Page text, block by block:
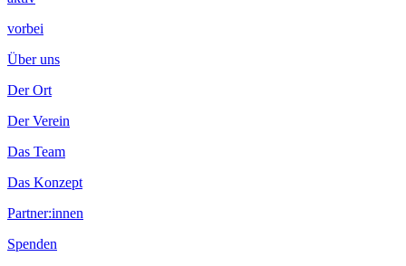
vorbei
Über uns
Der Ort
Der Verein
Das Team
Das Konzept
Partner:innen
Spenden